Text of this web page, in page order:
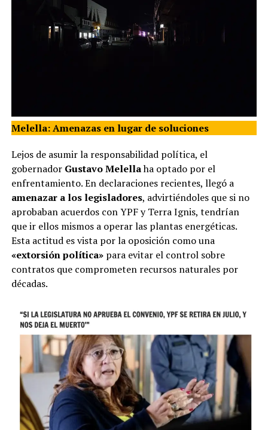
Melella: Amenazas en lugar de soluciones
Lejos de asumir la responsabilidad política, el
gobernador Gustavo Melellaha optado por el
enfrentamiento. En declaraciones recientes, llegó a
amenazar a los legisladores, advirtiéndoles que si no
aprobaban acuerdos con YPF y Terra Ignis, tendrían
que ir ellos mismos a operar las plantas energéticas.
Esta actitud es vista por la oposición como una
«extorsión política»para evitar el control sobre
contratos que comprometen recursos naturales por
décadas.